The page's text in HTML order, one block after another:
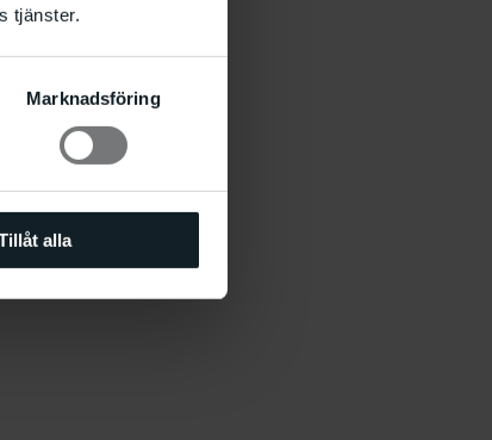
tjänster.
Marknadsföring
alla